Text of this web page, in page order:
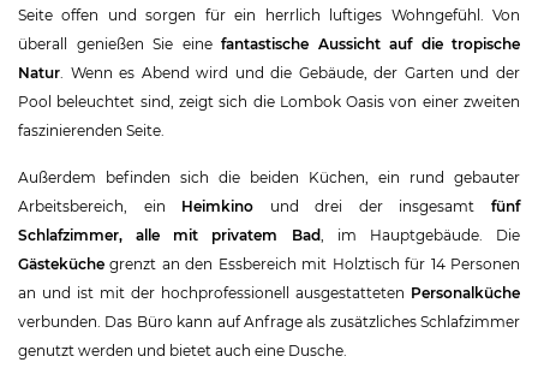
Seite offen und sorgen für ein herrlich luftiges Wohngefühl. Von
überall genießen Sie eine fantastische Aussicht auf die tropische
Natur. Wenn es Abend wird und die Gebäude, der Garten und der
Pool beleuchtet sind, zeigt sich die Lombok Oasis von einer zweiten
faszinierenden Seite.
Außerdem befinden sich die beiden Küchen, ein rund gebauter
Arbeitsbereich, ein Heimkino und drei der insgesamt fünf
Schlafzimmer, alle mit privatem Bad, im Hauptgebäude. Die
Gästeküche grenzt an den Essbereich mit Holztisch für 14 Personen
an und ist mit der hochprofessionell ausgestatteten Personalküche
verbunden. Das Büro kann auf Anfrage als zusätzliches Schlafzimmer
genutzt werden und bietet auch eine Dusche.